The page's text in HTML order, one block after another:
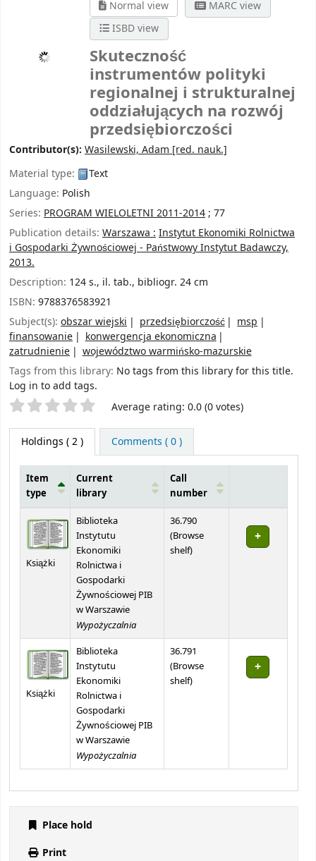
Normal view
MARC view
ISBD view
Skuteczność
instrumentów polityki
regionalnej i strukturalnej
oddziałujących na rozwój
przedsiębiorczości
Contributor(s): Wasilewski, Adam [red. nauk.]
Material type:
Text
Language: Polish
Series: PROGRAM WIELOLETNI 2011-2014; 77
Publication details: Warszawa : Instytut Ekonomiki Rolnictwa
i Gospodarki Żywnościowej - Państwowy Instytut Badawczy,
2013.
Description: 124 s., il. tab., bibliogr. 24 cm
ISBN: 9788376583921
Subject(s): obszar wiejski przedsiębiorczość
msp
finansowanie
konwergencja ekonomiczna
zatrudnienie
województwo warmińsko-mazurskie
Tags from this library: No tags from this library for this title.
Log in to add tags.
Star ratings Average rating: 0.0 (0 votes)
Holdings ( 2 ) Comments ( 0 )
Item
type
Current
library
Call
number
Książki
Biblioteka
Instytutu
Ekonomiki
Rolnictwa i
Gospodarki
Żywnościowej PIB
w Warszawie
Wypożyczalnia
36.790
(Browse
shelf(Opens below)
)
Książki
Biblioteka
Instytutu
Ekonomiki
Rolnictwa i
Gospodarki
Żywnościowej PIB
w Warszawie
Wypożyczalnia
36.791
(Browse
shelf(Opens below)
)
Place hold
Print